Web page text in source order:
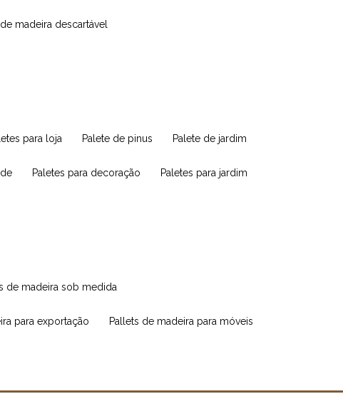
madeira descartável
para loja palete de pinus palete de jardim
paletes para decoração paletes para jardim
de madeira sob medida
para exportação pallets de madeira para móveis